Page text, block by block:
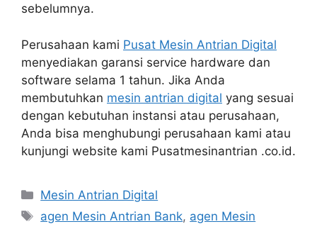
sebelumnya.
Perusahaan kami Pusat Mesin Antrian Digital
menyediakan garansi service hardware dan
software selama 1 tahun. Jika Anda
membutuhkan mesin antrian digital yang sesuai
dengan kebutuhan instansi atau perusahaan,
Anda bisa menghubungi perusahaan kami atau
kunjungi website kami Pusatmesinantrian .co.id.
Categories
Mesin Antrian Digital
Tags
agen Mesin Antrian Bank, agen Mesin